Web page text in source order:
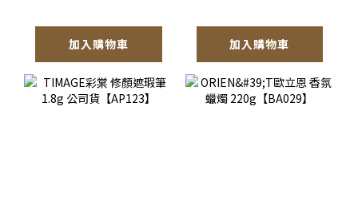
加入購物車 加入購物車